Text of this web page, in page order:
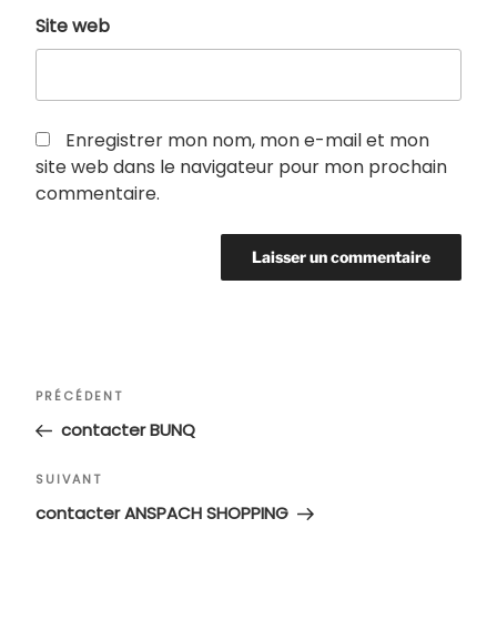
Site web
Enregistrer mon nom, mon e-mail et mon
site web dans le navigateur pour mon prochain
commentaire.
Navigation
l’article
Article
précédent
PRÉCÉDENT
contacter BUNQ
Article
suivant
SUIVANT
contacter ANSPACH SHOPPING